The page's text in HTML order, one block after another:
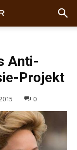
Anti-
Projekt
0